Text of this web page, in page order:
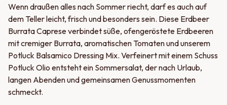
Wenn draußen alles nach Sommer riecht, darf es auch auf
dem Teller leicht, frisch und besonders sein. Diese Erdbeer
Burrata Caprese verbindet süße, ofengeröstete Erdbeeren
mit cremiger Burrata, aromatischen Tomaten und unserem
Potluck Balsamico Dressing Mix. Verfeinert mit einem Schuss
Potluck Olio entsteht ein Sommersalat, der nach Urlaub,
langen Abenden und gemeinsamen Genussmomenten
schmeckt.